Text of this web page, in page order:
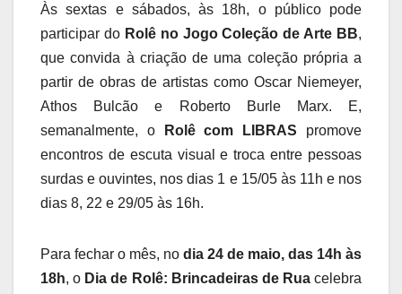
Às sextas e sábados, às 18h, o público pode
participar do Rolê no Jogo Coleção de Arte BB,
que convida à criação de uma coleção própria a
partir de obras de artistas como Oscar Niemeyer,
Athos Bulcão e Roberto Burle Marx. E,
semanalmente, o
Rolê com LIBRAS promove
encontros de escuta visual e troca entre pessoas
surdas e ouvintes, nos dias 1 e 15/05 às 11h e nos
dias 8, 22 e 29/05 às 16h.
Para fechar o mês, no dia 24 de maio, das 14h às
18h, o Dia de Rolê: Brincadeiras de Ruacelebra